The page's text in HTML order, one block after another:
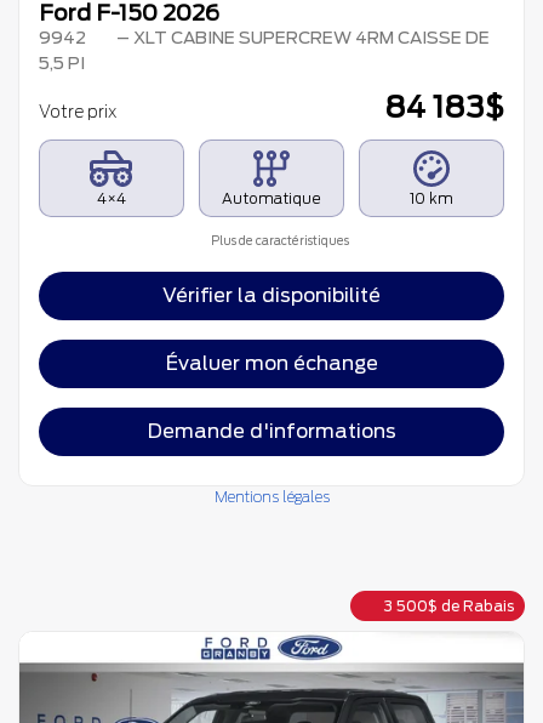
Ford F-150 2026
9942
– XLT CABINE SUPERCREW 4RM CAISSE DE
5,5 PI
Votre prix 84 183$
4×4 Automatique 10 km
Plus de caractéristiques
Vérifier la disponibilité
Évaluer mon échange
Demande d'informations
Mentions légales
3 500$ de Rabais